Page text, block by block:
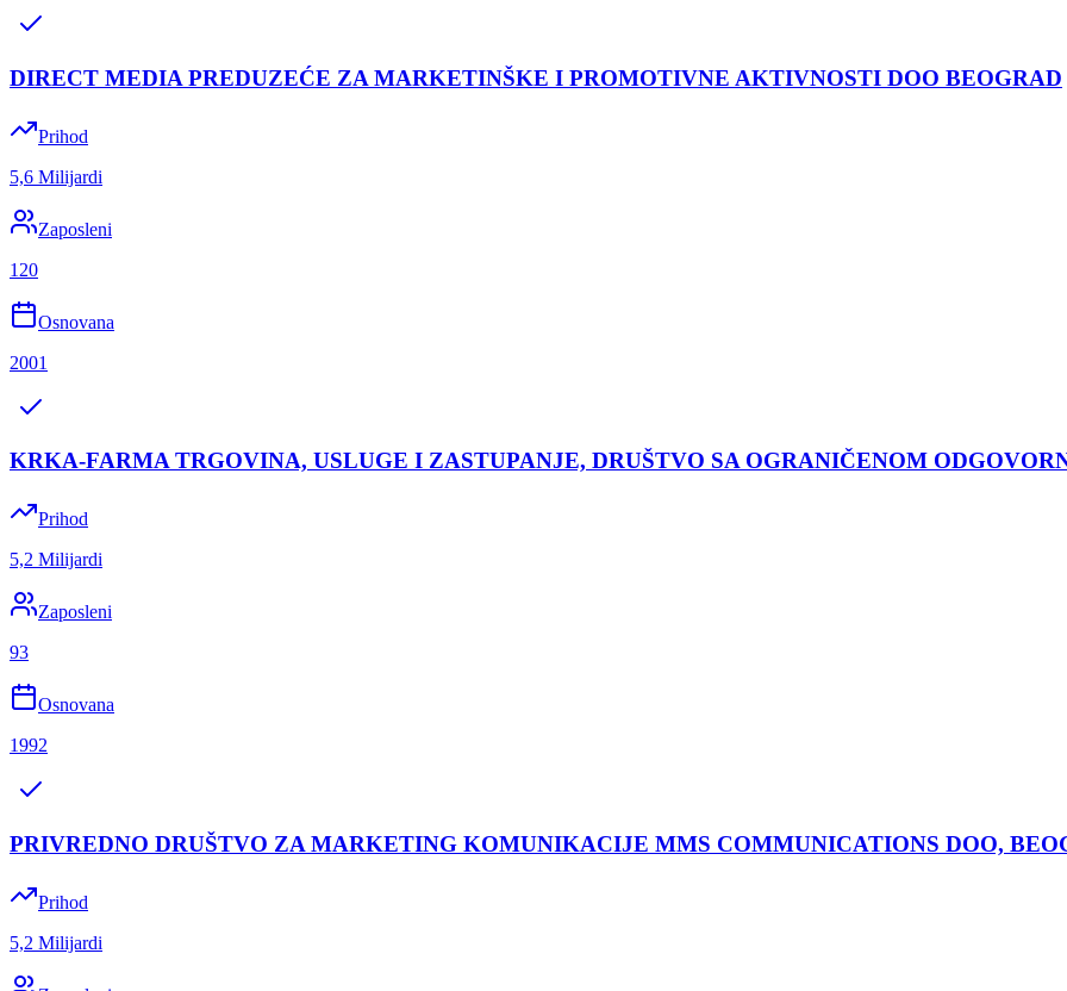
DIRECT MEDIA PREDUZEĆE ZA MARKETINŠKE I PROMOTIVNE AKTIVNOSTI DOO BEOGRAD
Prihod
5,6 Milijardi
Zaposleni
120
Osnovana
2001
KRKA-FARMA TRGOVINA, USLUGE I ZASTUPANJE, DRUŠTVO SA OGRANIČENOM
Prihod
5,2 Milijardi
Zaposleni
93
Osnovana
1992
PRIVREDNO DRUŠTVO ZA MARKETING KOMUNIKACIJE MMS COMMUNICATIONS DOO,
Prihod
5,2 Milijardi